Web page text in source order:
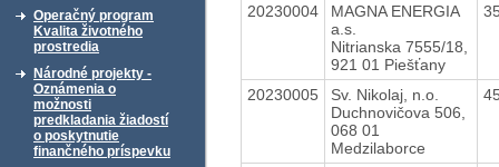
Operačný program
Kvalita životného
prostredia
Národné projekty -
Oznámenia o
možnosti
predkladania žiadostí
o poskytnutie
finančného príspevku
20230004
MAGNA ENERGIA
a.s.
Nitrianska 7555/18,
921 01 Piešťany
20230005
Sv. Nikolaj, n.o.
Duchnovičova 506,
068 01
Medzilaborce